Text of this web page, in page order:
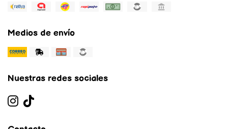
Medios de envío
Nuestras redes sociales